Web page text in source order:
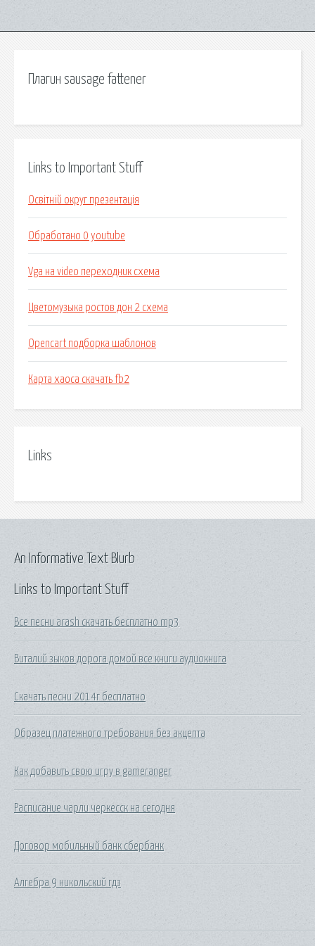
Плагин sausage fattener
Links to Important Stuff
Освітній округ презентація
Обработано 0 youtube
Vga на video переходник схема
Цветомузыка ростов дон 2 схема
Opencart подборка шаблонов
Карта хаоса скачать fb2
Links
Links to Important Stuff
Все песни arash скачать бесплатно mp3
Виталий зыков дорога домой все книги аудиокнига
Скачать песни 2014г бесплатно
Образец платежного требования без акцепта
Как добавить свою игру в gameranger
Расписание чарли черкесск на сегодня
Договор мобильный банк сбербанк
Алгебра 9 никольский гдз
An Informative Text Blurb